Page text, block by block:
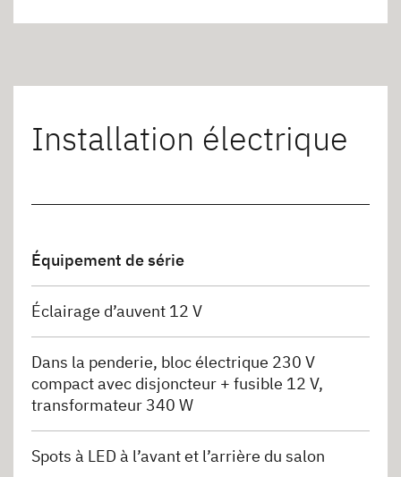
Installation électrique
Équipement de série
Éclairage d’auvent 12 V
Dans la penderie, bloc électrique 230 V
compact avec disjoncteur + fusible 12 V,
transformateur 340 W
Spots à LED à l’avant et l’arrière du salon